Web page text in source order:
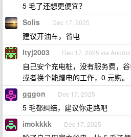
5 毛了还想更便宜？
Solis Dec 17, 2025
建议开油车，省电
ltyj2003 Dec 17, 2025 via
自己安个充电桩，没有服务费，谷
或者换个能蹭电的工作，0 元购。
gggon Dec 17, 2025
5 毛都纠结，建议你走路吧
imokkkk Dec 17, 2025